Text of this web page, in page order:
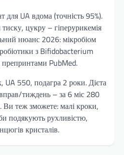
для UA вдома (точність 95%).
цукру – гіперурикемія
нюанс 2026: мікробіом
з Bifidobacterium
PubMed.
UA 550, подагра 2 роки. Дієта
тиждень – за 6 міс 280
теж зможете: малі кроки,
подякують рухливістю,
кристалів.